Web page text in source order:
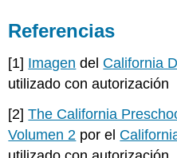
Referencias
[1] Imagen del California
utilizado con autorización
[2]The California
Volumen 2 por el